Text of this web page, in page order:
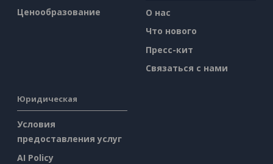
Ценообразование
О нас
Что нового
Пресс-кит
Связаться с нами
Юридическая
Условия
предоставления услуг
AI Policy